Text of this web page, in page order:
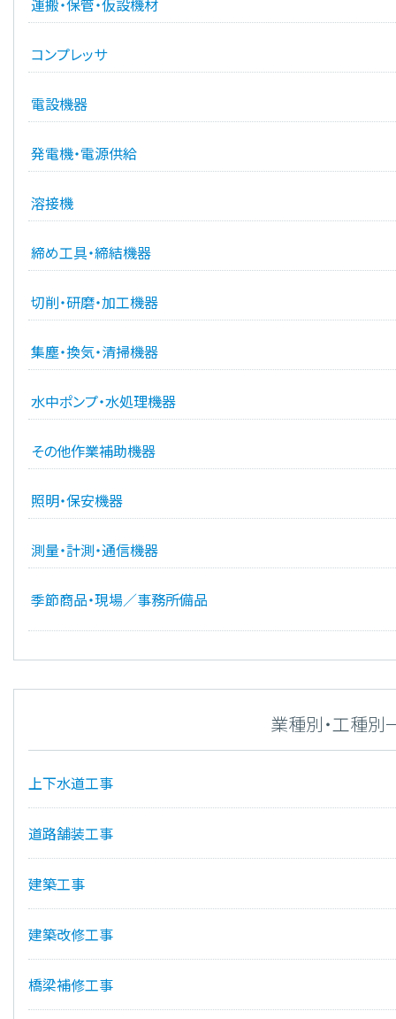
運搬・保管・仮設機材
コンプレッサ
電設機器
発電機・電源供給
溶接機
締め工具・締結機器
切削・研磨・加工機器
集塵・換気・清掃機器
水中ポンプ・水処理機器
その他作業補助機器
照明・保安機器
測量・計測・通信機器
季節商品・現場／事務所備品
業種別・工種別
上下水道工事
道路舗装工事
建築工事
建築改修工事
橋梁補修工事